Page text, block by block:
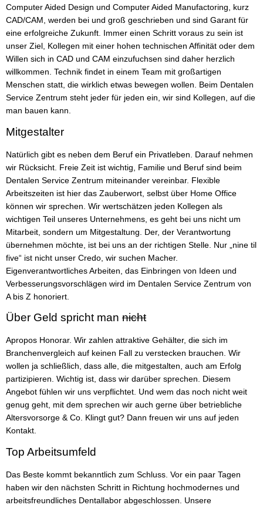
Computer Aided Design und Computer Aided Manufactoring, kurz
CAD/CAM, werden bei und groß geschrieben und sind Garant für
eine erfolgreiche Zukunft. Immer einen Schritt voraus zu sein ist
unser Ziel, Kollegen mit einer hohen technischen Affinität oder dem
Willen sich in CAD und CAM einzufuchsen sind daher herzlich
willkommen. Technik findet in einem Team mit großartigen
Menschen statt, die wirklich etwas bewegen wollen. Beim Dentalen
Service Zentrum steht jeder für jeden ein, wir sind Kollegen, auf die
man bauen kann.
Mitgestalter
Natürlich gibt es neben dem Beruf ein Privatleben. Darauf nehmen
wir Rücksicht. Freie Zeit ist wichtig, Familie und Beruf sind beim
Dentalen Service Zentrum miteinander vereinbar. Flexible
Arbeitszeiten ist hier das Zauberwort, selbst über Home Office
können wir sprechen. Wir wertschätzen jeden Kollegen als
wichtigen Teil unseres Unternehmens, es geht bei uns nicht um
Mitarbeit, sondern um Mitgestaltung. Der, der Verantwortung
übernehmen möchte, ist bei uns an der richtigen Stelle. Nur „nine til
five“ ist nicht unser Credo, wir suchen Macher.
Eigenverantwortliches Arbeiten, das Einbringen von Ideen und
Verbesserungsvorschlägen wird im Dentalen Service Zentrum von
A bis Z honoriert.
Über Geld spricht man nicht
Apropos Honorar. Wir zahlen attraktive Gehälter, die sich im
Branchenvergleich auf keinen Fall zu verstecken brauchen. Wir
wollen ja schließlich, dass alle, die mitgestalten, auch am Erfolg
partizipieren. Wichtig ist, dass wir darüber sprechen. Diesem
Angebot fühlen wir uns verpflichtet. Und wem das noch nicht weit
genug geht, mit dem sprechen wir auch gerne über betriebliche
Altersvorsorge & Co. Klingt gut? Dann freuen wir uns auf jeden
Kontakt.
Top Arbeitsumfeld
Das Beste kommt bekanntlich zum Schluss. Vor ein paar Tagen
haben wir den nächsten Schritt in Richtung hochmodernes und
arbeitsfreundliches Dentallabor abgeschlossen. Unsere